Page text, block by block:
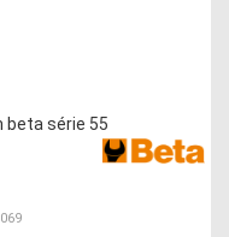
beta série 55